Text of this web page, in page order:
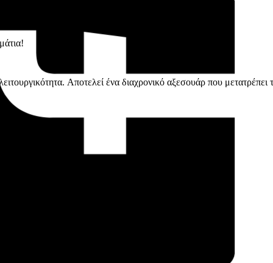
Αποτελεί ένα διαχρονικό αξεσουάρ που